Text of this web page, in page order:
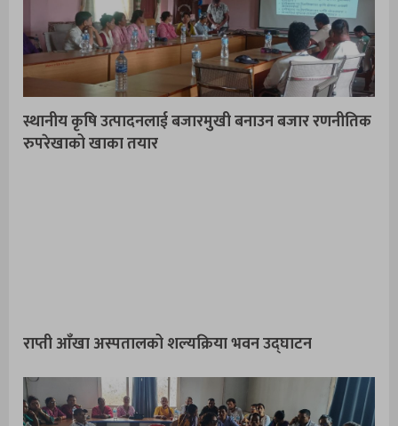
स्थानीय कृषि उत्पादनलाई बजारमुखी बनाउन बजार रणनीतिक
रुपरेखाको खाका तयार
राप्ती आँखा अस्पतालको शल्यक्रिया भवन उद्घाटन